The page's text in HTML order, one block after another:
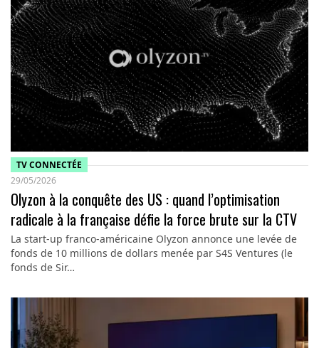
TV CONNECTÉE
29/05/2026
Olyzon à la conquête des US : quand l’optimisation
radicale à la française défie la force brute sur la CTV
La start-up franco-américaine Olyzon annonce une levée de
fonds de 10 millions de dollars menée par S4S Ventures (le
fonds de Sir…